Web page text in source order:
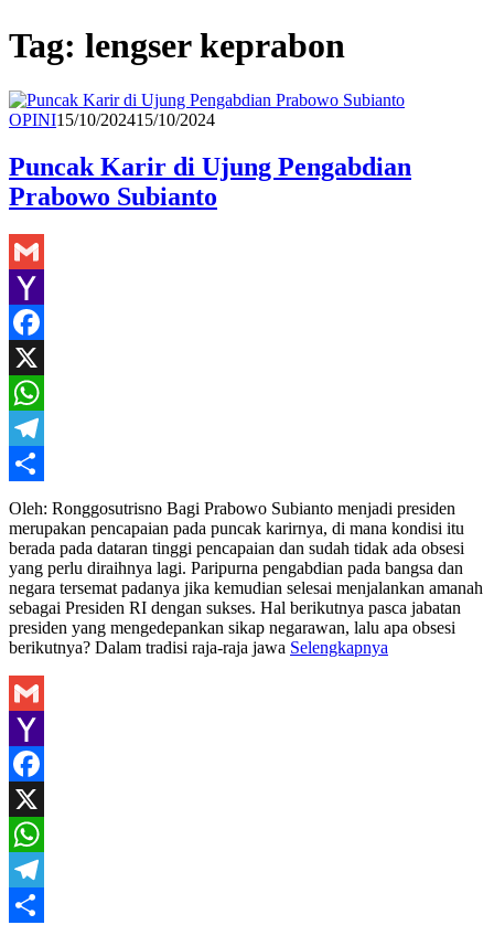
Tag: lengser keprabon
OPINIRedaksi
15/10/202415/10/2024
Puncak Karir di Ujung Pengabdian
Prabowo Subianto
Gmail
Yahoo
Mail
Facebook
X
WhatsApp
Telegram
Share
Oleh: Ronggosutrisno Bagi Prabowo Subianto menjadi presiden
merupakan pencapaian pada puncak karirnya, di mana kondisi itu
berada pada dataran tinggi pencapaian dan sudah tidak ada obsesi
yang perlu diraihnya lagi. Paripurna pengabdian pada bangsa dan
negara tersemat padanya jika kemudian selesai menjalankan amanah
sebagai Presiden RI dengan sukses. Hal berikutnya pasca jabatan
presiden yang mengedepankan sikap negarawan, lalu apa obsesi
berikutnya? Dalam tradisi raja-raja jawa Selengkapnya
Gmail
Yahoo
Mail
Facebook
X
WhatsApp
Telegram